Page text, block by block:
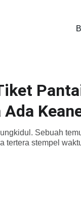
Sebuah
tertera stempel